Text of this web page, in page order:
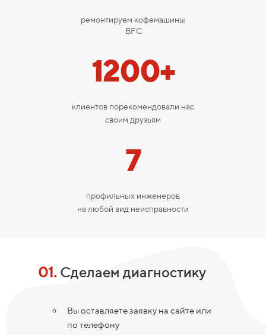
ремонтируем кофемашины
BFC
1200+
клиентов порекомендовали нас
своим друзьям
7
профильных инженеров
на любой вид неисправности
01. Сделаем диагностику
Вы оставляете заявку на сайте или
по телефону